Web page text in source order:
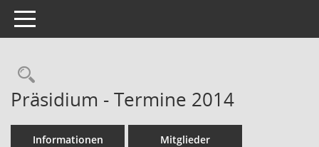
Toggle navigation
Rechercheauswahl
Präsidium - Termine 2014
Informationen Mitglieder